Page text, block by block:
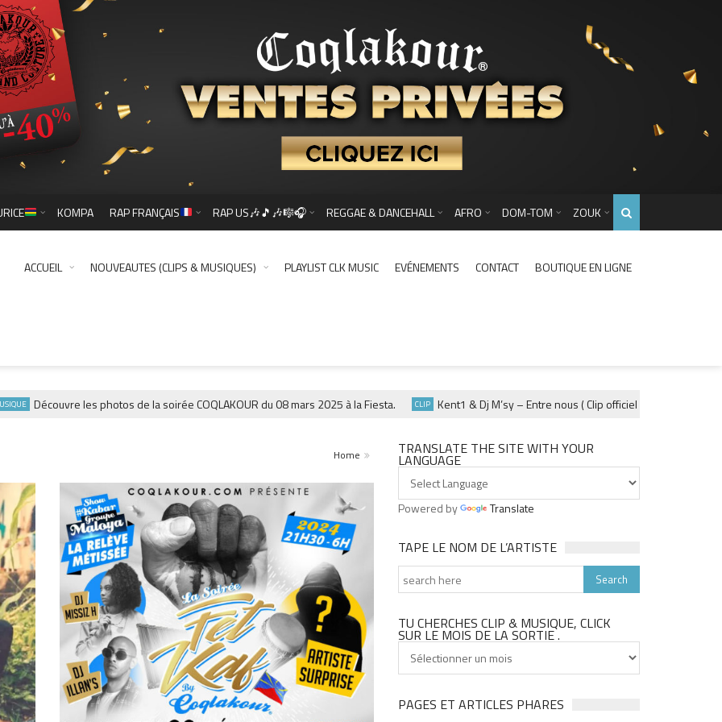
KOMPA RAP FRANÇAIS RAP US🎶🎵🎶🎼🎧 REGGAE & DANCEHALL AFRO DOM-TOM ZOUK
ACCUEIL NOUVEAUTES (CLIPS & MUSIQUES) PLAYLIST CLK MUSIC EVÉNEMENTS CONTACT BOUTIQUE EN LIGNE
Découvre les photos de la soirée COQLAKOUR du 08 mars 2025 à la Fiesta. CLIP Kent1 & Dj M’sy – Entre nous ( Clip officiel ) – Fevrier 2025
Home TRANSLATE THE SITE WITH YOUR
LANGUAGE
Powered by Translate
TAPE LE NOM DE L’ARTISTE
TU CHERCHES CLIP & MUSIQUE, CLICK
SUR LE MOIS DE LA SORTIE .
cherches
&
PAGES ET ARTICLES PHARES